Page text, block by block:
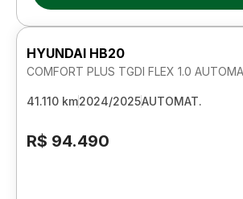
HYUNDAI HB20
COMFORT PLUS TGDI FLEX 1.0
41.110 km2024/2025AUTOMAT.
R$ 94.490